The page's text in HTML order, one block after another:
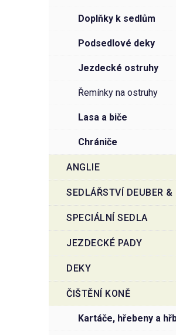
doplňky k sedlům
podsedlové deky
jezdecké ostruhy
řemínky na ostruhy
lasa a biče
chrániče
ANGLIE
SEDLÁŘSTVÍ DEUBER &
SPECIÁLNÍ SEDLA
JEZDECKÉ PADY
DEKY
ČIŠTĚNÍ KONĚ
kartáče, hřebeny a